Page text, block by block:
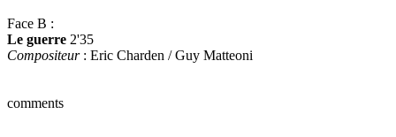
Face B :
Le guerre 2'35
Compositeur: Eric Charden / Guy Matteoni
comments